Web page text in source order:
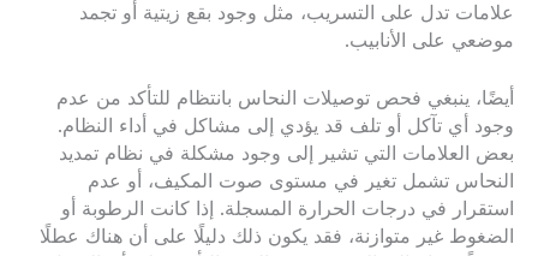
علامات تدل على التسريب، مثل وجود بقع زيتية أو تجمد
موضعي على الأنابيب.
أيضًا، ينبغي فحص توصيلات النحاس بانتظام للتأكد من عدم
وجود أي تآكل أو تلف قد يؤدي إلى مشاكل في أداء النظام.
بعض العلامات التي تشير إلى وجود مشكلة في نظام تمديد
النحاس تشمل تغير في مستوى صوت المكيف، أو عدم
استقرار في درجات الحرارة المسجلة. إذا كانت الرطوبة أو
الضغوط غير متوازنة، فقد يكون ذلك دليلًا على أن هناك عطلًا